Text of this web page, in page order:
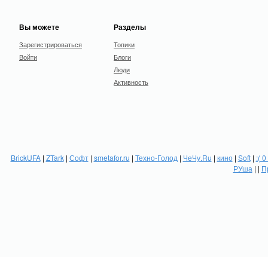
Вы можете
Зарегистрироваться
Войти
Разделы
Топики
Блоги
Люди
Активность
BrickUFA| ZTark| Софт| smetafor.ru | Техно-Голод | ЧеЧу.Ru | кино| Soft| :(
РУша | |